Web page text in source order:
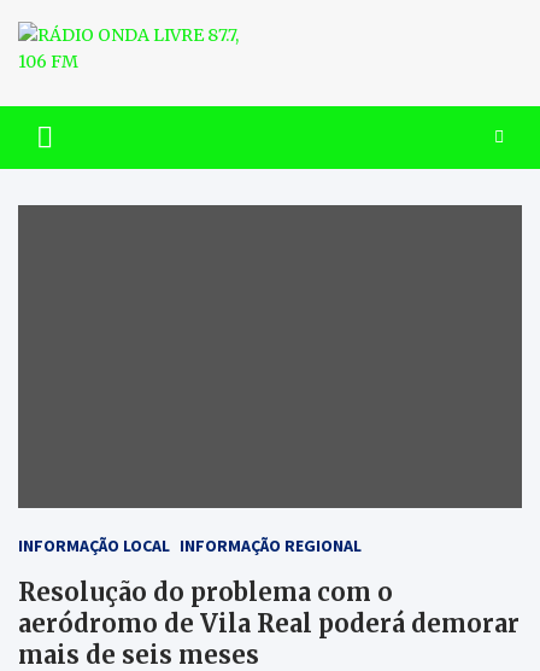
content
RÁDIO ONDA LIVRE 87.7, 106
FM
INFORMAÇÃO LOCAL INFORMAÇÃO REGIONAL
Resolução do problema com o
aeródromo de Vila Real poderá demorar
mais de seis meses